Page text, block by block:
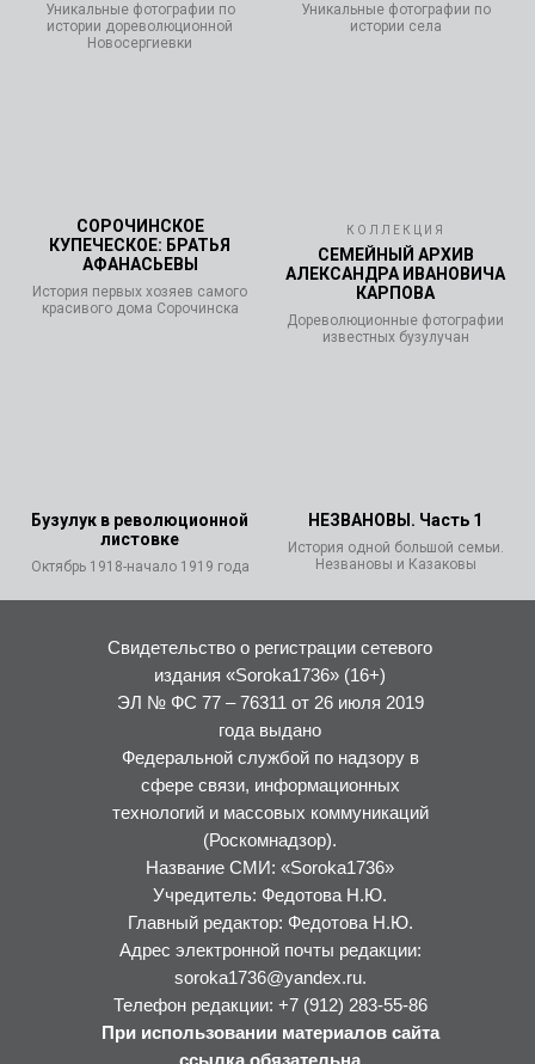
Уникальные фотографии по
истории дореволюционной
Новосергиевки
Уникальные фотографии по
истории села
СОРОЧИНСКОЕ
КУПЕЧЕСКОЕ: БРАТЬЯ
АФАНАСЬЕВЫ
История первых хозяев самого
красивого дома Сорочинска
КОЛЛЕКЦИЯ
СЕМЕЙНЫЙ АРХИВ
АЛЕКСАНДРА ИВАНОВИЧА
КАРПОВА
Дореволюционные фотографии
известных бузулучан
Бузулук в революционной
листовке
Октябрь 1918-начало 1919 года
НЕЗВАНОВЫ. Часть 1
История одной большой семьи.
Незвановы и Казаковы
Свидетельство о регистрации сетевого
издания «Soroka1736» (16+)
ЭЛ № ФС 77 – 76311 от 26 июля 2019
года выдано
Федеральной службой по надзору в
сфере связи, информационных
технологий и массовых коммуникаций
(Роскомнадзор).
Название СМИ: «Soroka1736»
Учредитель: Федотова Н.Ю.
Главный редактор: Федотова Н.Ю.
Адрес электронной почты редакции:
soroka1736@yandex.ru.
Телефон редакции: +7 (912) 283-55-86
При использовании материалов сайта